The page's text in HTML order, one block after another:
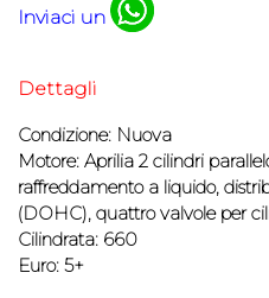
Inviaci un
Dettagli
Condizione: Nuova
Motore: Aprilia 2 cilindri
raffreddamento a liquido,
(DOHC), quattro valvole per
Cilindrata: 660
Euro: 5+